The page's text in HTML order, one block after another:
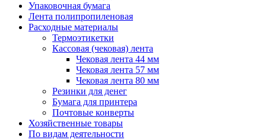
Упаковочная бумага
Лента полипропиленовая
Расходные материалы
Термоэтикетки
Кассовая (чековая) лента
Чековая лента 44 мм
Чековая лента 57 мм
Чековая лента 80 мм
Резинки для денег
Бумага для принтера
Почтовые конверты
Хозяйственные товары
По видам деятельности